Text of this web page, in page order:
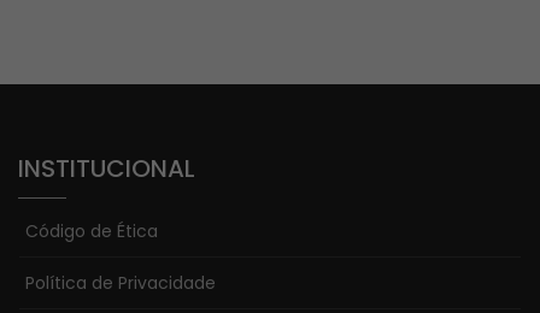
INSTITUCIONAL
Código de Ética
Política de Privacidade